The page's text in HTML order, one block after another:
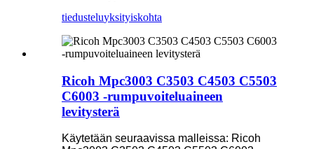
tiedusteluyksityiskohta
Ricoh Mpc3003 C3503 C4503 C5503
C6003 -rumpuvoiteluaineen
levitysterä
Käytetään seuraavissa malleissa: Ricoh